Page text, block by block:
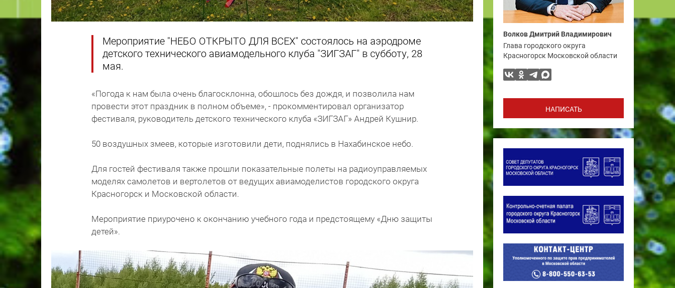
Мероприятие "НЕБО ОТКРЫТО ДЛЯ ВСЕХ" состоялось на аэродроме
детского технического авиамодельного клуба "ЗИГЗАГ" в субботу, 28
мая.
«Погода к нам была очень благосклонна, обошлось без дождя, и позволила нам
провести этот праздник в полном объеме», - прокомментировал организатор
фестиваля, руководитель детского технического клуба «ЗИГЗАГ» Андрей Кушнир.
50 воздушных змеев, которые изготовили дети, поднялись в Нахабинское небо.
Для гостей фестиваля также прошли показательные полеты на радиоуправляемых
моделях самолетов и вертолетов от ведущих авиамоделистов городского округа
Красногорск и Московской области.
Мероприятие приурочено к окончанию учебного года и предстоящему «Дню защиты
детей».
Волков Дмитрий Владимирович
Глава городского округа
Красногорск Московской области
НАПИСАТЬ